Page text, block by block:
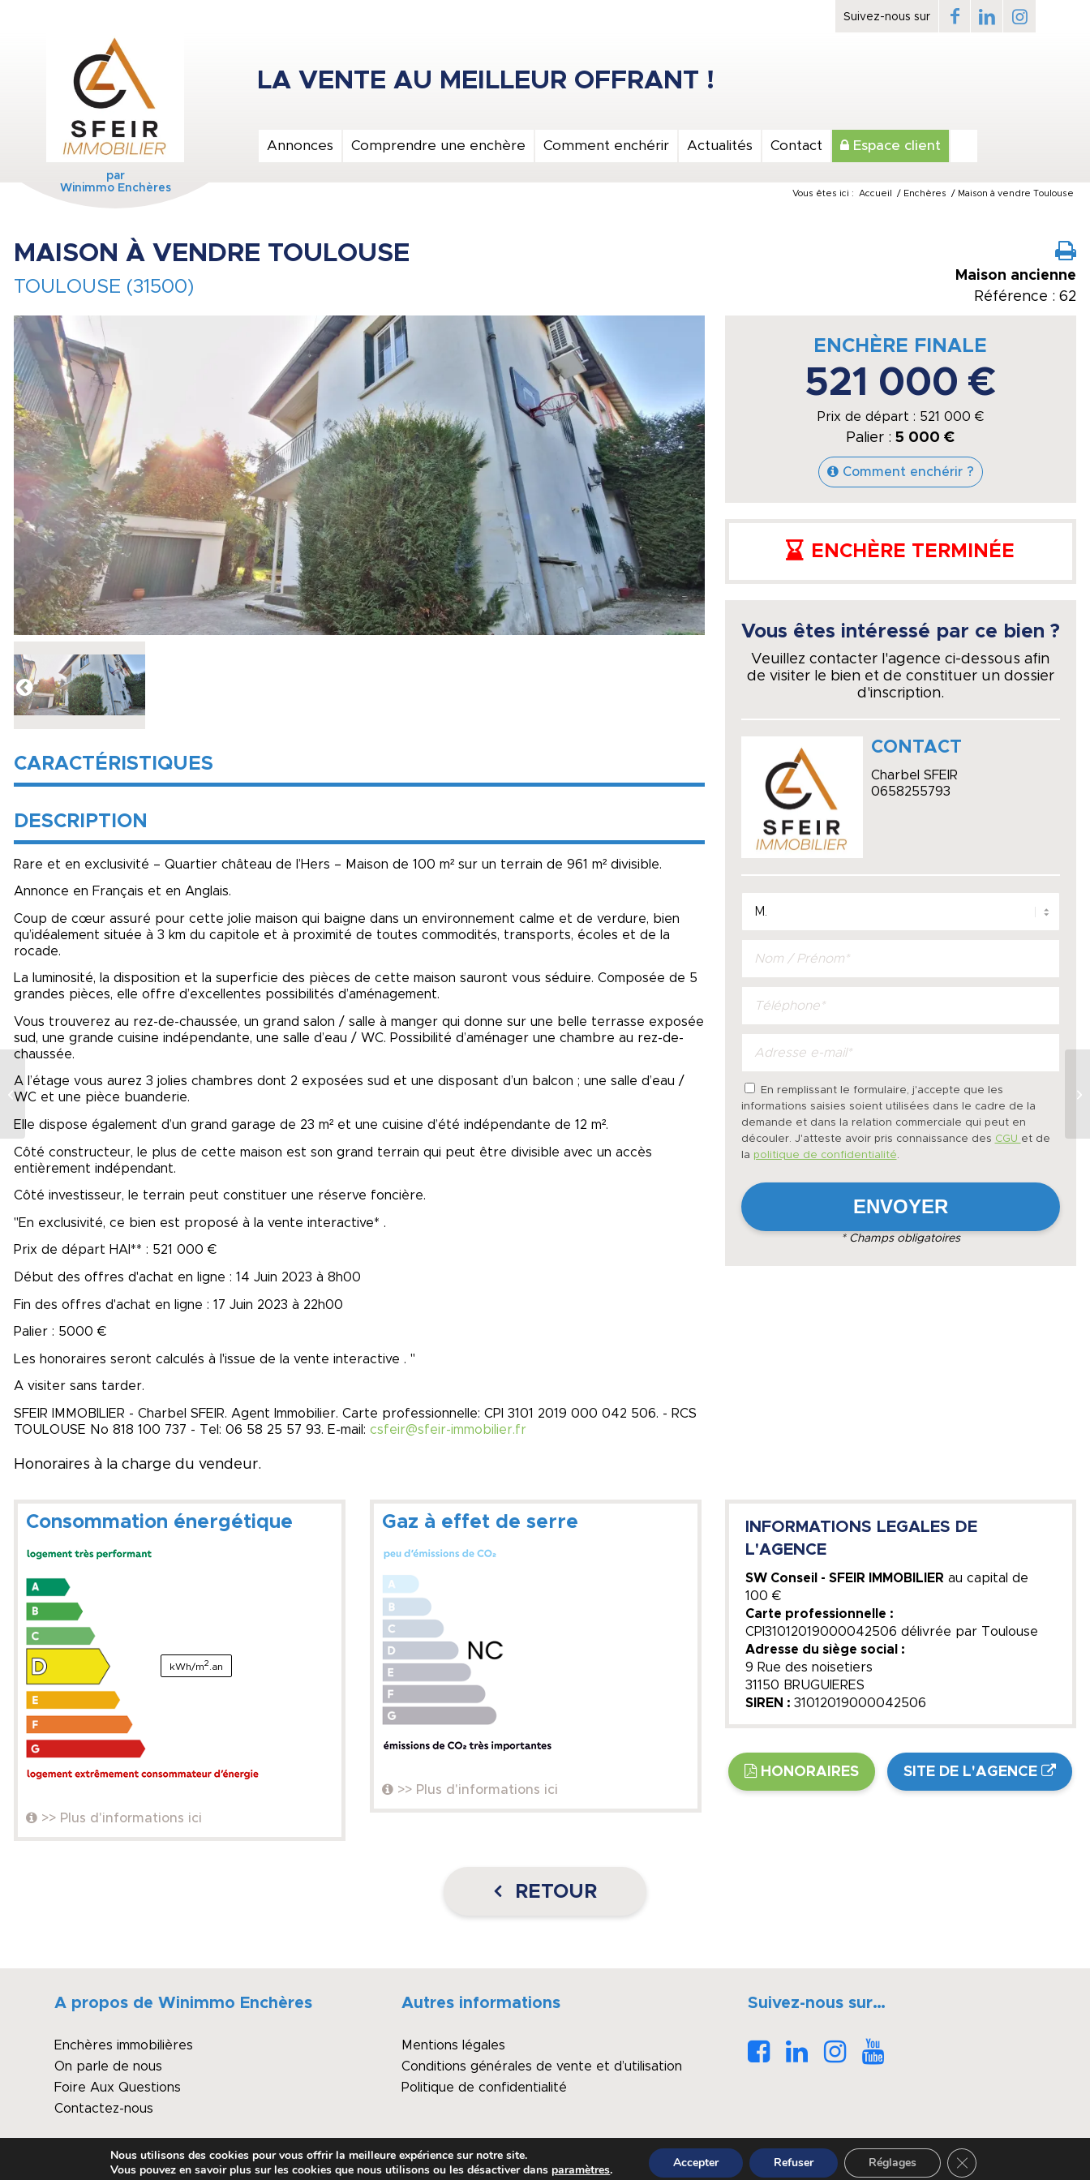
par
Winimmo Enchères
Annonces Comprendre une enchère Comment enchérir Actualités Contact Espace client
Vous êtes ici : Accueil / Enchères / Maison à vendre Toulouse
MAISON À VENDRE TOULOUSE
TOULOUSE (31500)
Maison ancienne
Référence : 62
CARACTÉRISTIQUES
DESCRIPTION
Rare et en exclusivité – Quartier château de l’Hers – Maison de 100 m² sur un terrain de 961 m² divisible.
Annonce en Français et en Anglais.
Coup de cœur assuré pour cette jolie maison qui baigne dans un environnement calme et de verdure, bien
qu’idéalement située à 3 km du capitole et à proximité de toutes commodités, transports, écoles et de la
rocade.
La luminosité, la disposition et la superficie des pièces de cette maison sauront vous séduire. Composée de 5
grandes pièces, elle offre d’excellentes possibilités d’aménagement.
Vous trouverez au rez-de-chaussée, un grand salon / salle à manger qui donne sur une belle terrasse exposée
sud, une grande cuisine indépendante, une salle d’eau / WC. Possibilité d’aménager une chambre au rez-de-
chaussée.
A l’étage vous aurez 3 jolies chambres dont 2 exposées sud et une disposant d’un balcon ; une salle d’eau /
WC et une pièce buanderie.
Elle dispose également d’un grand garage de 23 m² et une cuisine d’été indépendante de 12 m².
Côté constructeur, le plus de cette maison est son grand terrain qui peut être divisible avec un accès
entièrement indépendant.
Côté investisseur, le terrain peut constituer une réserve foncière.
"En exclusivité, ce bien est proposé à la vente interactive* .
Prix de départ HAI** : 521 000 €
Début des offres d'achat en ligne : 14 Juin 2023 à 8h00
Fin des offres d'achat en ligne : 17 Juin 2023 à 22h00
Palier : 5000 €
Les honoraires seront calculés à l'issue de la vente interactive . "
A visiter sans tarder.
SFEIR IMMOBILIER - Charbel SFEIR. Agent Immobilier. Carte professionnelle: CPI 3101 2019 000 042 506. - RCS
TOULOUSE No 818 100 737 - Tel: 06 58 25 57 93. E-mail: csfeir@sfeir-immobilier.fr
Honoraires à la charge du vendeur.
ENCHÈRE FINALE
521 000 €
Prix de départ : 521 000 €
Palier :5 000 €
Comment enchérir ?
ENCHÈRE TERMINÉE
Vous êtes intéressé par ce bien ?
Veuillez contacter l'agence ci-dessous afin
de visiter le bien et de constituer un dossier
d'inscription.
CONTACT
Charbel SFEIR
0658255793
En remplissant le formulaire, j'accepte que les
informations saisies soient utilisées dans le cadre de la
demande et dans la relation commerciale qui peut en
découler. J'atteste avoir pris connaissance des CGU et de
la politique de confidentialité.
* Champs obligatoires
Consommation énergétique
kWh/m2 .an
>> Plus d'informations ici
Gaz à effet de serre
>> Plus d'informations ici
INFORMATIONS LEGALES DE
L'AGENCE
SW Conseil - SFEIR IMMOBILIER au capital de
100 €
Carte professionnelle :
CPI31012019000042506 délivrée par Toulouse
Adresse du siège social :
9 Rue des noisetiers
31150 BRUGUIERES
SIREN : 31012019000042506
HONORAIRES SITE DE L'AGENCE
RETOUR
A propos de Winimmo Enchères
Enchères immobilières
On parle de nous
Foire Aux Questions
Contactez-nous
Autres informations
Mentions légales
Conditions générales de vente et d’utilisation
Politique de confidentialité
Suivez-nous sur…
© Copyright - Winimmo enchères Réalisé par OASIS Projet
VIGNACOURT
Nous utilisons des cookies pour vous offrir la meilleure expérience sur notre site.
Vous pouvez en savoir plus sur les cookies que nous utilisons ou les désactiver dans paramètres. Accepter Refuser Réglages Fermer la bannière des